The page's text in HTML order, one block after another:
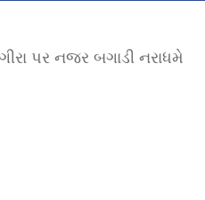
પર નજર બગાડી નરાધમે